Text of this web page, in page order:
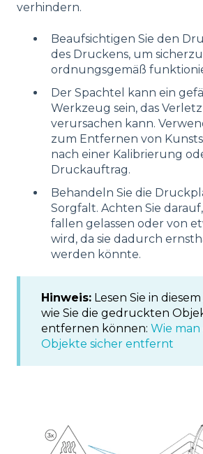
verhindern.
Beaufsichtigen Sie den
des Druckens, um
ordnungsgemäß
Der Spachtel kann ein
Werkzeug sein, das
verursachen kann.
zum Entfernen von
nach einer Kalibrierung
Druckauftrag.
Behandeln Sie die
Sorgfalt. Achten Sie
fallen gelassen oder von
wird, da sie dadurch
werden könnte.
Hinweis: Lesen Sie in
wie Sie die gedruckten
entfernen können: Wie
Objekte sicher entfernt